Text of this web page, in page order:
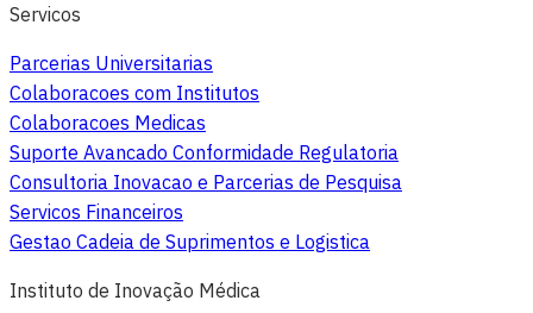
Servicos
Parcerias Universitarias
Colaboracoes com Institutos
Colaboracoes Medicas
Suporte Avancado Conformidade Regulatoria
Consultoria Inovacao e Parcerias de Pesquisa
Servicos Financeiros
Gestao Cadeia de Suprimentos e Logistica
Instituto de Inovação Médica